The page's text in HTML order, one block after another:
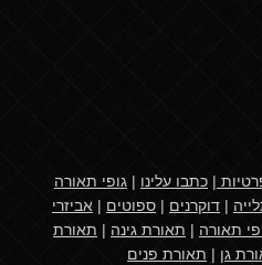
| כתבו עלינו | גופי תאורה
| דוקרנים | ספוטים | אביזרי
תאורה | תאורת גינה | תאורת
גן | תאורת פנים